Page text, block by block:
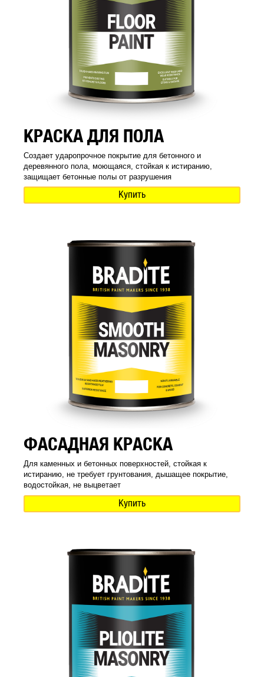
КРАСКА ДЛЯ ПОЛА
Создает ударопрочное покрытие для бетонного и
деревянного пола, моющаяся, стойкая к истиранию,
защищает бетонные полы от разрушения
Купить
ФАСАДНАЯ КРАСКА
Для каменных и бетонных поверхностей, стойкая к
истиранию, не требует грунтования, дышащее покрытие,
водостойкая, не выцветает
Купить